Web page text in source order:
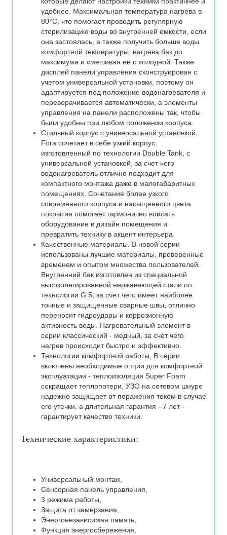
удобнее. Максимальная температура нагрева в
80°С, что помогает проводить регулярную
стерилизацию воды во внутренней емкости, если
она застоялась, а также получить больше воды
комфортной температуры, нагрева бак до
максимума и смешивая ее с холодной. Также
дисплей панели управления сконструирован с
учетом универсальной установки, поэтому он
адаптируется под положение водонагревателя и
переворачивается автоматически, а элементы
управления на панели расположены так, чтобы
были удобны при любом положении корпуса.
Стильный корпус с универсальной установкой.
Forа сочетает в себе узкий корпус,
изготовленный по технологии Double Tank, с
универсальной установкой, за счет чего
водонагреватель отлично подходит для
компактного монтажа даже в малогабаритных
помещениях. Сочетание более узкого
современного корпуса и насыщенного цвета
покрытия помогает гармонично вписать
оборудование в дизайн помещения и
превратить технику в акцент интерьера.
Качественные материалы. В новой серии
использованы лучшие материалы, проверенные
временем и опытом множества пользователей.
Внутренний бак изготовлен из специальной
высоколегированной нержавеющей стали по
технологии G.5, за счет чего имеет наиболее
точные и защищенные сварные швы, отлично
переносит гидроудары и коррозионную
активность воды. Нагревательный элемент в
серии классический - медный, за счет чего
нагрев происходит быстро и эффективно.
Технологии комфортной работы. В серии
включены необходимые опции для комфортной
эксплуатации - теплоизоляция Super Foam
сокращает теплопотери, УЗО на сетевом шнуре
надежно защищает от поражения током в случае
его утечки, а длительная гарантия - 7 лет -
гарантирует качество техники.
Технические характеристики:
Универсальный монтаж,
Сенсорная панель управления,
3 режима работы,
Защита от замерзания,
Энергонезависимая память,
Функция энергосбережения,